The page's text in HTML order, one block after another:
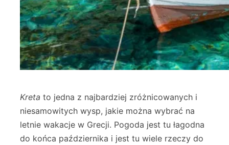
Kreta to jedna z najbardziej zróżnicowanych i
niesamowitych wysp, jakie można wybrać na
letnie wakacje w Grecji. Pogoda jest tu łagodna
do końca października i jest tu wiele rzeczy do